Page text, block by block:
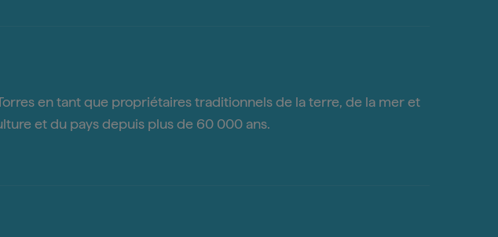
en tant que propriétaires traditionnels de la terre, de la mer et
et du pays depuis plus de 60 000 ans.